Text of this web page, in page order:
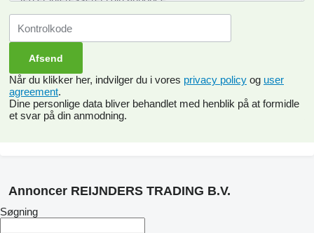
Når du klikker her, indvilger du i vores privacy policy og user
agreement.
Dine personlige data bliver behandlet med henblik på at formidle
et svar på din anmodning.
Annoncer REIJNDERS TRADING B.V.
Søgning